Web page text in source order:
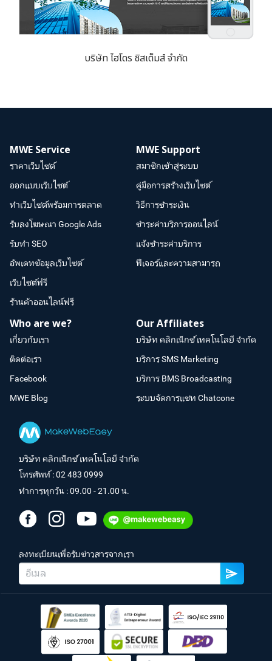
บริษัท ไฮโดร ซิสเต็มส์ จำกัด
MWE Service
ราคาเว็บไซต์
ออกแบบเว็บไซต์
ทำเว็บไซต์พร้อมการตลาด
รับลงโฆษณา Google Ads
รับทำ SEO
อัพเดทข้อมูลเว็บไซต์
เว็บไซต์ฟรี
ร้านค้าออนไลน์ฟรี
MWE Support
สมาชิกเข้าสู่ระบบ
คู่มือการสร้างเว็บไซต์
วิธีการชำระเงิน
ชำระค่าบริการออนไลน์
แจ้งชำระค่าบริการ
ฟีเจอร์และความสามารถ
Who are we?
เกี่ยวกับเรา
ติดต่อเรา
Facebook
MWE Blog
Our Affiliates
บริษัท คลิกเน็กซ์ เทคโนโลยี จำกัด
บริการ SMS Marketing
บริการ BMS Broadcasting
ระบบจัดการแชท Chatcone
บริษัท คลิกเน็กซ์ เทคโนโลยี จำกัด
โทรศัพท์ :02 483 0999
ทำการทุกวัน : 09.00 - 21.00 น.
ลงทะเบียนเพื่อรับข่าวสารจากเรา